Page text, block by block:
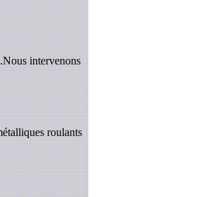
intervenons
roulants